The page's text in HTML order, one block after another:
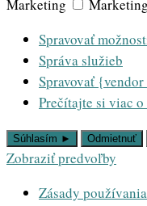
Marketing
Marketing
Spravovať
Správa služieb
Spravovať
Prečítajte si viac
Súhlasím ► Odmietnuť
Zobraziť predvoľby
Zásady